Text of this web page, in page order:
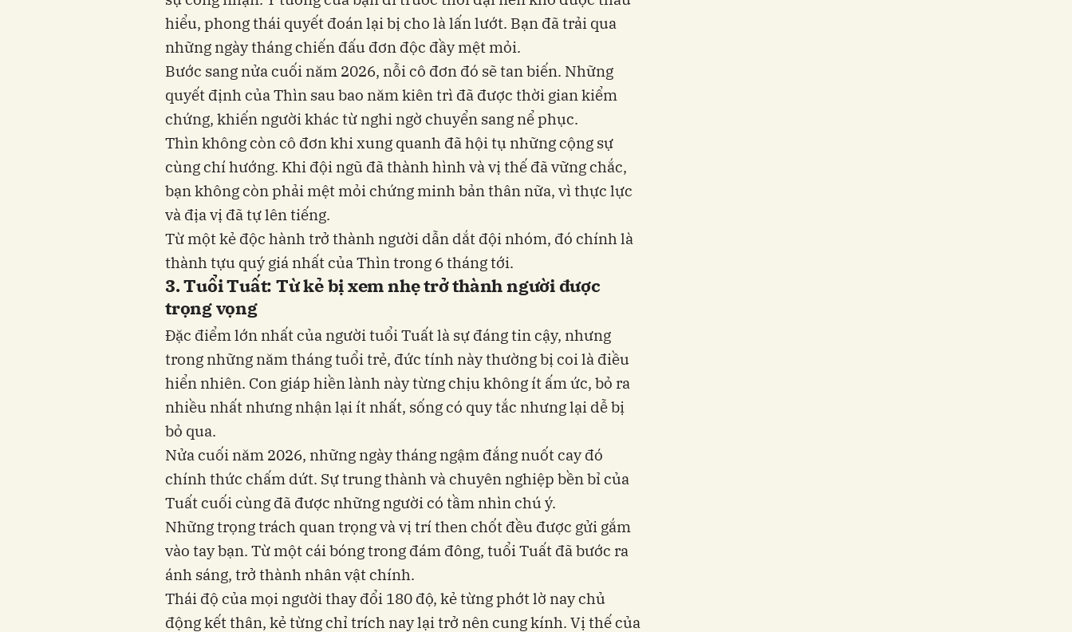
hiểu, phong thái quyết đoán lại bị cho là lấn lướt. Bạn đã trải qua
những ngày tháng chiến đấu đơn độc đầy mệt mỏi.
Bước sang nửa cuối năm 2026, nỗi cô đơn đó sẽ tan biến. Những
quyết định của Thìn sau bao năm kiên trì đã được thời gian kiểm
chứng, khiến người khác từ nghi ngờ chuyển sang nể phục.
Thìn không còn cô đơn khi xung quanh đã hội tụ những cộng sự
cùng chí hướng. Khi đội ngũ đã thành hình và vị thế đã vững chắc,
bạn không còn phải mệt mỏi chứng minh bản thân nữa, vì thực lực
và địa vị đã tự lên tiếng.
Từ một kẻ độc hành trở thành người dẫn dắt đội nhóm, đó chính là
thành tựu quý giá nhất của Thìn trong 6 tháng tới.
3. Tuổi Tuất: Từ kẻ bị xem nhẹ trở thành người được
trọng vọng
Đặc điểm lớn nhất của người tuổi Tuất là sự đáng tin cậy, nhưng
trong những năm tháng tuổi trẻ, đức tính này thường bị coi là điều
hiển nhiên. Con giáp hiền lành này từng chịu không ít ấm ức, bỏ ra
nhiều nhất nhưng nhận lại ít nhất, sống có quy tắc nhưng lại dễ bị
bỏ qua.
Nửa cuối năm 2026, những ngày tháng ngậm đắng nuốt cay đó
chính thức chấm dứt. Sự trung thành và chuyên nghiệp bền bỉ của
Tuất cuối cùng đã được những người có tầm nhìn chú ý.
Những trọng trách quan trọng và vị trí then chốt đều được gửi gắm
vào tay bạn. Từ một cái bóng trong đám đông, tuổi Tuất đã bước ra
ánh sáng, trở thành nhân vật chính.
Thái độ của mọi người thay đổi 180 độ, kẻ từng phớt lờ nay chủ
động kết thân, kẻ từng chỉ trích nay lại trở nên cung kính. Vị thế của